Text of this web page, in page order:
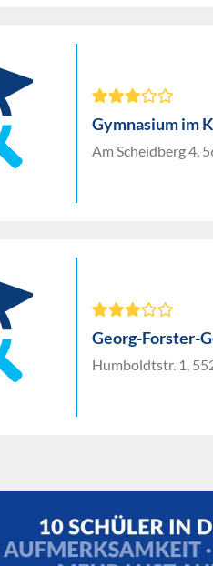
Gymnasium im
Am Scheidberg 4,
Georg-Forster-
Humboldtstr. 1,